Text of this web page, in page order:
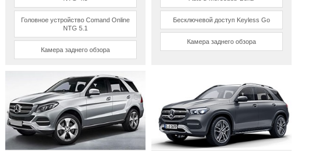
Головное устройство Comand Online
NTG 5.1
Камера заднего обзора
Бесключевой доступ Keyless Go
Камера заднего обзора